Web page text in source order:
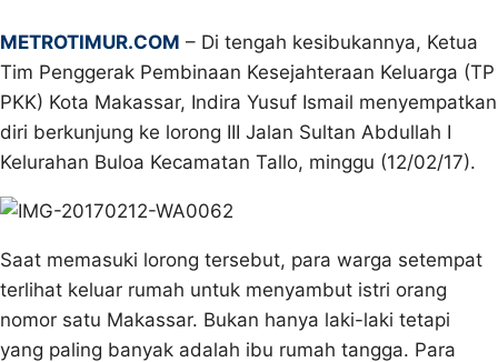
METROTIMUR.COM – Di tengah kesibukannya, Ketua
Tim Penggerak Pembinaan Kesejahteraan Keluarga (TP
PKK) Kota Makassar, Indira Yusuf Ismail menyempatkan
diri berkunjung ke lorong III Jalan Sultan Abdullah I
Kelurahan Buloa Kecamatan Tallo, minggu (12/02/17).
Saat memasuki lorong tersebut, para warga setempat
terlihat keluar rumah untuk menyambut istri orang
nomor satu Makassar. Bukan hanya laki-laki tetapi
yang paling banyak adalah ibu rumah tangga. Para